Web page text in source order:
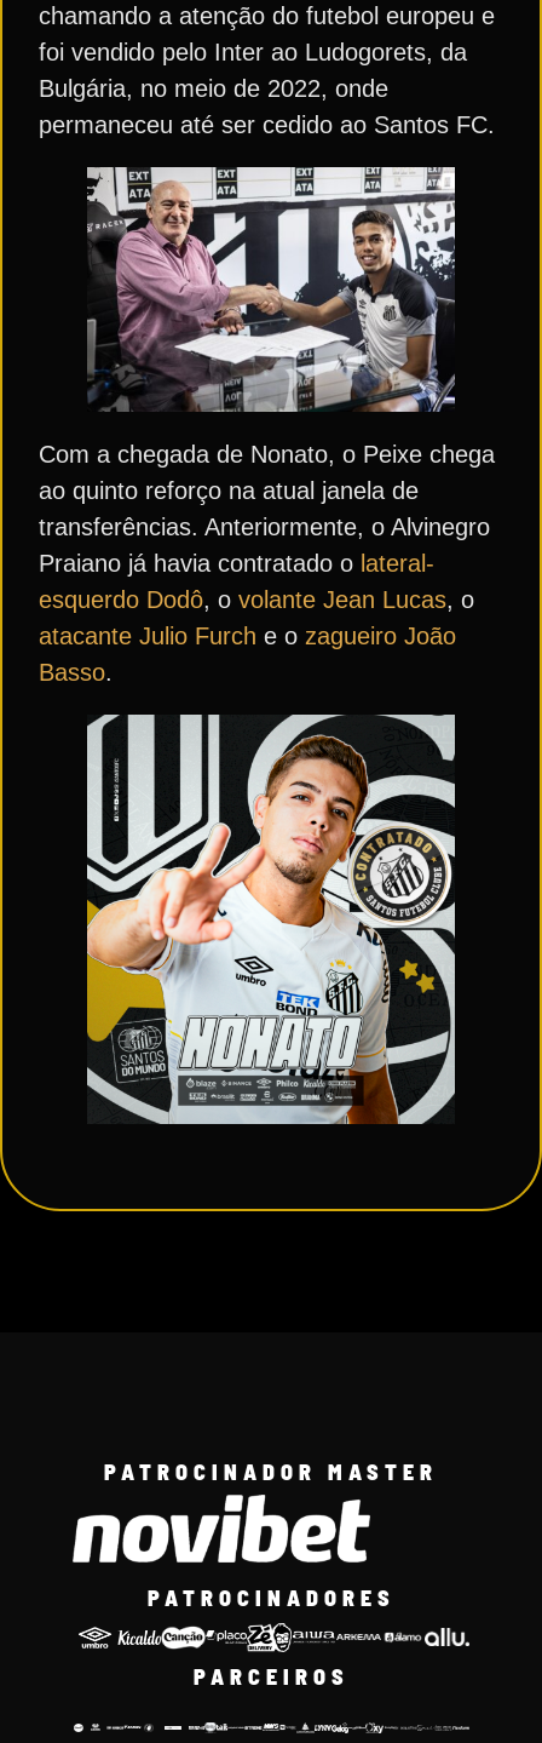
chamando a atenção do futebol europeu e
foi vendido pelo Inter ao Ludogorets, da
Bulgária, no meio de 2022, onde
permaneceu até ser cedido ao Santos FC.
Com a chegada de Nonato, o Peixe chega
ao quinto reforço na atual janela de
transferências. Anteriormente, o Alvinegro
Praiano já havia contratado o lateral-
esquerdo Dodô, o volante Jean Lucas, o
atacante Julio Furch e o zagueiro João
Basso.
PATROCINADOR MASTER
PATROCINADORES
PARCEIROS